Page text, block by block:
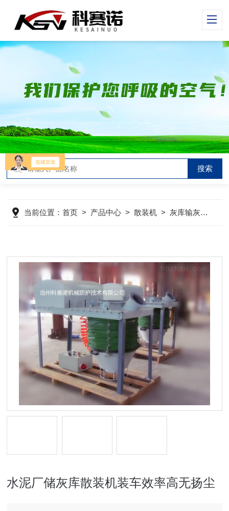
当前位置：首页 > 产品中心 >散装机 > 灰库输灰散装机
水泥厂储灰库散装机装车效率高无扬尘